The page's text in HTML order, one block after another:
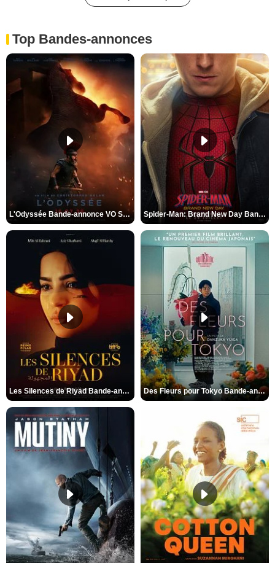
Top Bandes-annonces
L'Odyssée Bande-annonce VO STFR Spider-Man: Brand New Day Bande-annonce VO STFR
Les Silences de Riyad Bande-annonce VO STFR Des Fleurs pour Tokyo Bande-annonce VO STFR